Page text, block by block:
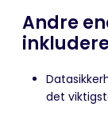
Andre
det